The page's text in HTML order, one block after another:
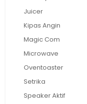
Juicer
Kipas Angin
Magic Com
Microwave
Oventoaster
Setrika
Speaker Aktif